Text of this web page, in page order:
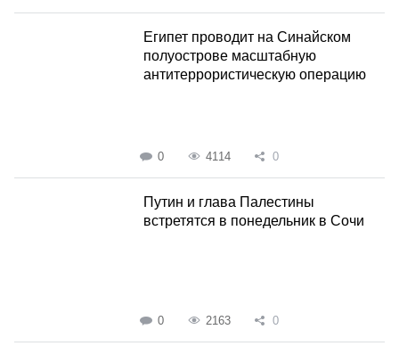
Египет проводит на Синайском
полуострове масштабную
антитеррористическую операцию
0 4114 0
Путин и глава Палестины
встретятся в понедельник в Сочи
0 2163 0